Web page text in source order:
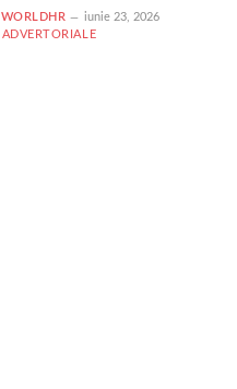
WORLDHR
iunie 23, 2026
ADVERTORIALE